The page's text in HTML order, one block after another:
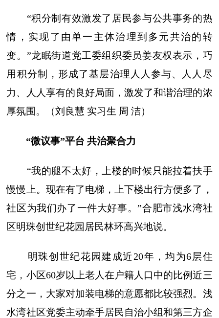
“积分制有效激发了居民参与公共事务的热
情，实现了由单一主体治理到多元共治的转
变。”龙眠街道党工委组织委员姜友权表示，巧
用积分制，形成了基层治理人人参与、人人尽
力、人人享有的良好局面，激发了和谐治理的浓
厚氛围。（刘良慧 实习生 周 洁）
“微议事”平台 共治聚合力
“我的腿不太好，上楼的时候只能拉着扶手
慢慢上。现在有了电梯，上下楼出行方便多了，
社区为我们办了一件大好事。”合肥市浅水湾社
区明珠创世纪花园居民林环高兴地说。
明珠创世纪花园建成近20年，均为6层住
宅，小区60岁以上老人在户籍人口中的比例近三
分之一，大家对加装电梯的意愿都比较强烈。浅
水湾社区党委主动牵手居民自治小组和第三方企